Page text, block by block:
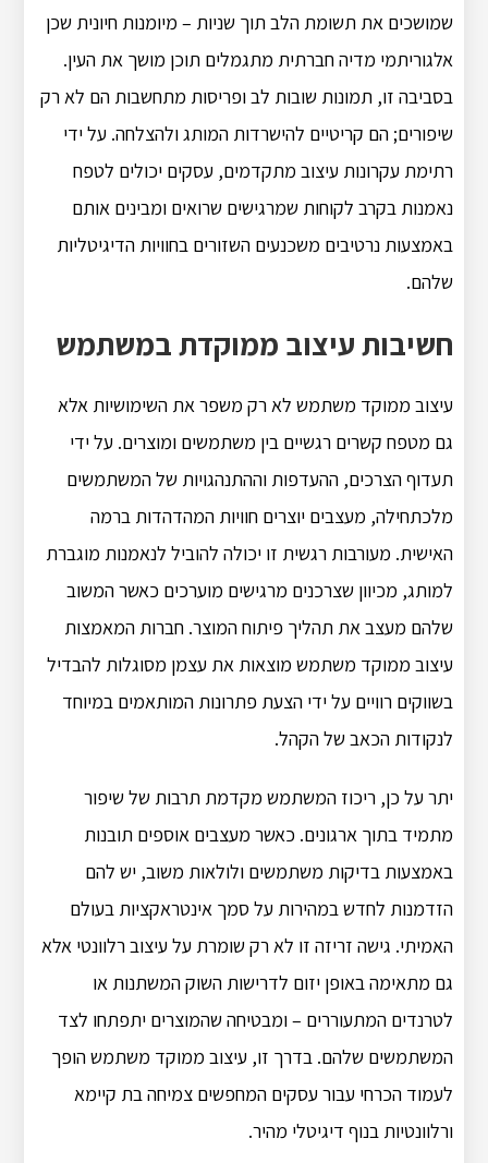
שמושכים את תשומת הלב תוך שניות – מיומנות חיונית שכן
אלגוריתמי מדיה חברתית מתגמלים תוכן מושך את העין.
בסביבה זו, תמונות שובות לב ופריסות מתחשבות הם לא רק
שיפורים; הם קריטיים להישרדות המותג ולהצלחה. על ידי
רתימת עקרונות עיצוב מתקדמים, עסקים יכולים לטפח
נאמנות בקרב לקוחות שמרגישים שרואים ומבינים אותם
באמצעות נרטיבים משכנעים השזורים בחוויות הדיגיטליות
שלהם.
חשיבות עיצוב ממוקדת במשתמש
עיצוב ממוקד משתמש לא רק משפר את השימושיות אלא
גם מטפח קשרים רגשיים בין משתמשים ומוצרים. על ידי
תעדוף הצרכים, ההעדפות וההתנהגויות של המשתמשים
מלכתחילה, מעצבים יוצרים חוויות המהדהדות ברמה
האישית. מעורבות רגשית זו יכולה להוביל לנאמנות מוגברת
למותג, מכיוון שצרכנים מרגישים מוערכים כאשר המשוב
שלהם מעצב את תהליך פיתוח המוצר. חברות המאמצות
עיצוב ממוקד משתמש מוצאות את עצמן מסוגלות להבדיל
בשווקים רוויים על ידי הצעת פתרונות המותאמים במיוחד
לנקודות הכאב של הקהל.
יתר על כן, ריכוז המשתמש מקדמת תרבות של שיפור
מתמיד בתוך ארגונים. כאשר מעצבים אוספים תובנות
באמצעות בדיקות משתמשים ולולאות משוב, יש להם
הזדמנות לחדש במהירות על סמך אינטראקציות בעולם
האמיתי. גישה זריזה זו לא רק שומרת על עיצוב רלוונטי אלא
גם מתאימה באופן יזום לדרישות השוק המשתנות או
לטרנדים המתעוררים – ומבטיחה שהמוצרים יתפתחו לצד
המשתמשים שלהם. בדרך זו, עיצוב ממוקד משתמש הופך
לעמוד הכרחי עבור עסקים המחפשים צמיחה בת קיימא
ורלוונטיות בנוף דיגיטלי מהיר.